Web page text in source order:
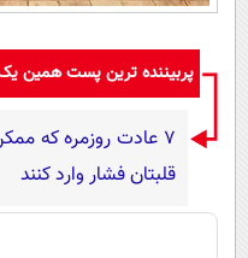
پربیننده ترین پست همین
۷ عادت روزمره که
قلبتان فشار وارد کنند